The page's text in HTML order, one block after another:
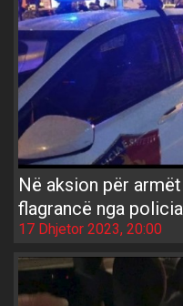
Në aksion për
flagrancë nga
17 Dhjetor 2023, 20:00